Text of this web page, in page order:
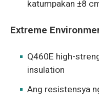
katumpakan ±8
Extreme
Q460E high-
insulation
Ang resistensya